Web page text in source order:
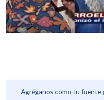
Agréganos como tu fuente